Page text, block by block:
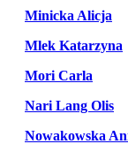
Minicka Alicja
Mlek Katarzyna
Mori Carla
Nari Lang Olis
Nowakowska